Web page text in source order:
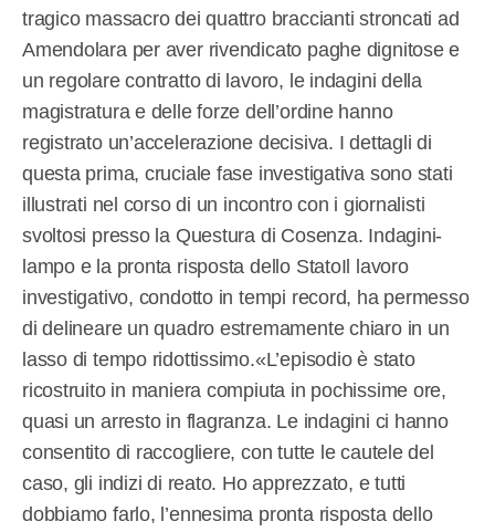
tragico massacro dei quattro braccianti stroncati ad
Amendolara per aver rivendicato paghe dignitose e
un regolare contratto di lavoro, le indagini della
magistratura e delle forze dell’ordine hanno
registrato un’accelerazione decisiva. I dettagli di
questa prima, cruciale fase investigativa sono stati
illustrati nel corso di un incontro con i giornalisti
svoltosi presso la Questura di Cosenza. Indagini-
lampo e la pronta risposta dello StatoIl lavoro
investigativo, condotto in tempi record, ha permesso
di delineare un quadro estremamente chiaro in un
lasso di tempo ridottissimo.«L’episodio è stato
ricostruito in maniera compiuta in pochissime ore,
quasi un arresto in flagranza. Le indagini ci hanno
consentito di raccogliere, con tutte le cautele del
caso, gli indizi di reato. Ho apprezzato, e tutti
dobbiamo farlo, l’ennesima pronta risposta dello